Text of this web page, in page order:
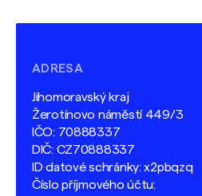
ADRESA
Jihomoravský kraj
Žerotínovo náměstí 449/3
IČO: 70888337
DIČ: CZ70888337
ID datové schránky: x2pbqzq
Číslo příjmového účtu: